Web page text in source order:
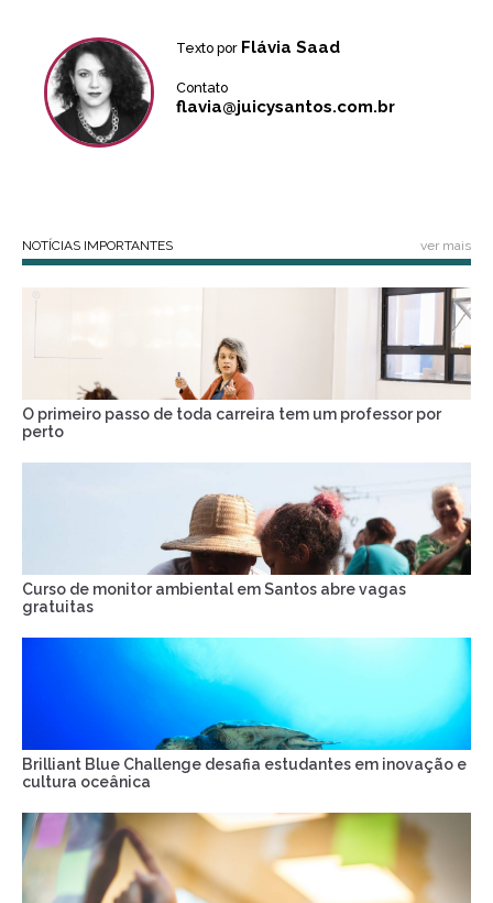
Texto por Flávia Saad
Contato
flavia@juicysantos.com.br
NOTÍCIAS IMPORTANTES ver mais
O primeiro passo de toda carreira tem um professor por
perto
Curso de monitor ambiental em Santos abre vagas
gratuitas
Brilliant Blue Challenge desafia estudantes em inovação e
cultura oceânica